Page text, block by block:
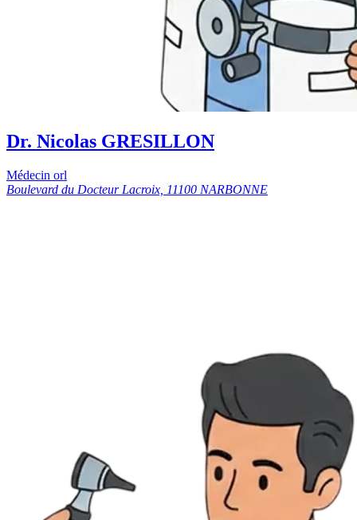
Dr. Nicolas GRESILLON
Médecin orl
Boulevard du Docteur Lacroix, 11100 NARBONNE